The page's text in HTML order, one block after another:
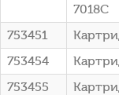
7018C
753451
753454
753455